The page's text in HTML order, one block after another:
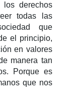
los derechos
todas las
que
el principio,
en valores
manera tan
Porque es
que nos